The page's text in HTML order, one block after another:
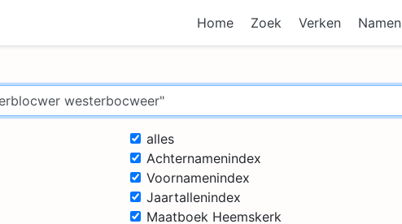
Home Zoek Verken Namen
alles
Achternamenindex
Voornamenindex
Jaartallenindex
Maatboek Heemskerk